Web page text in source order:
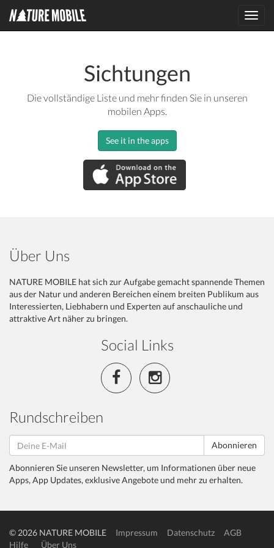
Sichtungen
Die vollständige Liste und mehr finden Sie in unseren
mobilen Apps.
See it in the apps
Über Uns
NATURE MOBILE hat sich zur Aufgabe gemacht spannende Themen
aus der Natur und anderen Bereichen einem breiten Publikum aus
Interessierten, Liebhabern und Experten auf anschauliche und
attraktive Art näher zu bringen.
Social Links
Rundschreiben
Abonnieren
Abonnieren Sie unseren Newsletter, um Informationen über neue
Apps, App Updates, exklusive Angebote und mehr zu erhalten.
© 2026 NATURE MOBILE Impressum Datenschutz
AGB
Hilfe
Über Uns